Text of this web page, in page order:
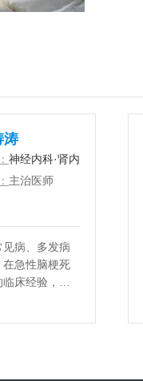
涛
神经内科·肾内科
主治医师
病、多发病
在急性脑梗死
床经验，可